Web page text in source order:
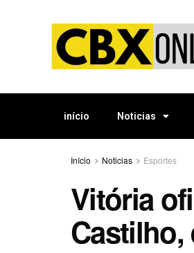
início Noticias
Início Noticias Esportes
Vitória
Castilho,